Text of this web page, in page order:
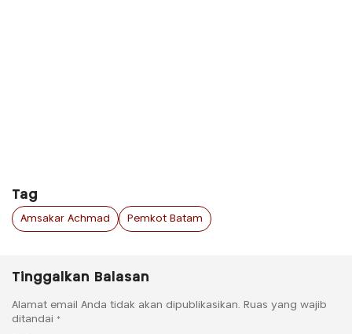
Tag
Amsakar Achmad Pemkot Batam
Tinggalkan Balasan
Alamat email Anda tidak akan dipublikasikan. Ruas yang wajib
ditandai *